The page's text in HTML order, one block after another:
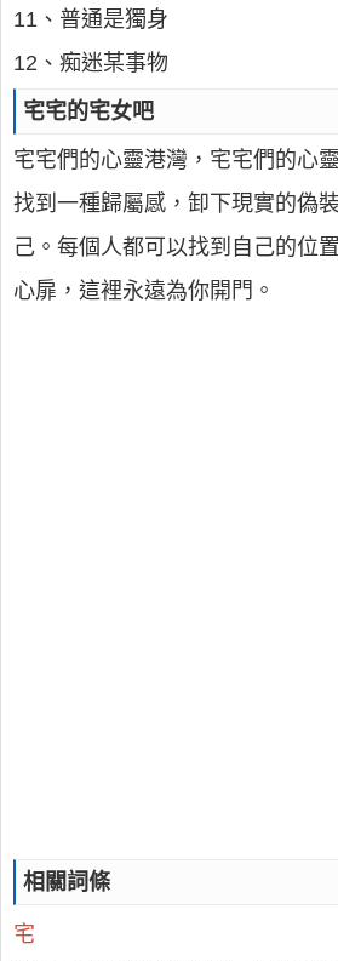
11、普通是獨身
12、痴迷某事物
宅宅的宅女吧
宅宅們的心靈港灣，宅宅們的心
找到一種歸屬感，卸下現實的偽
己。每個人都可以找到自己的位
心扉，這裡永遠為你開門。
相關詞條
宅